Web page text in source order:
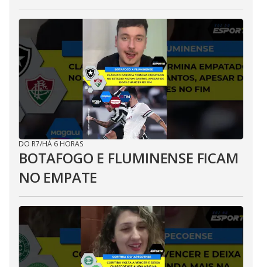
DO R7/HÁ 6 HORAS
BOTAFOGO E FLUMINENSE FICAM
NO EMPATE